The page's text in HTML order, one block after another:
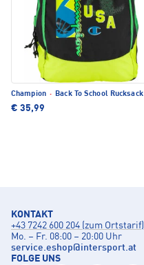
Champion · Back To School Rucksack
€ 35,99
KONTAKT
+43 7242 600 204 (zum Ortstarif)
Mo. – Fr. 08:00 – 20:00 Uhr
service.eshop@intersport.at
FOLGE UNS